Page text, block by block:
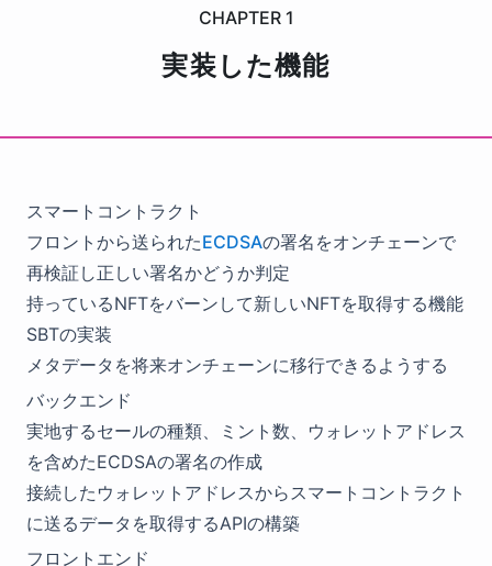
CHAPTER 1
実装した機能
スマートコントラクト
フロントから送られたECDSAの署名をオンチェーンで
再検証し正しい署名かどうか判定
持っているNFTをバーンして新しいNFTを取得する機能
SBTの実装
メタデータを将来オンチェーンに移行できるようする
バックエンド
実地するセールの種類、ミント数、ウォレットアドレス
を含めたECDSAの署名の作成
接続したウォレットアドレスからスマートコントラクト
に送るデータを取得するAPIの構築
フロントエンド